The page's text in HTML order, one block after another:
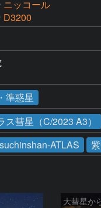
ニッコール
D3200
準惑星
彗星（C/2023 A3）
ATLAS
大彗星か